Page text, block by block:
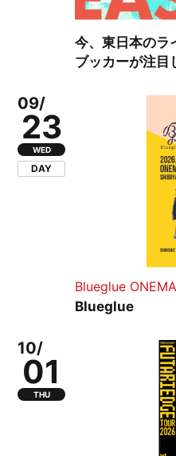
今、東日本のラ
ブッカーが注目
09/
23
WED
DAY
Blueglue
Blueglue
10/
01
THU